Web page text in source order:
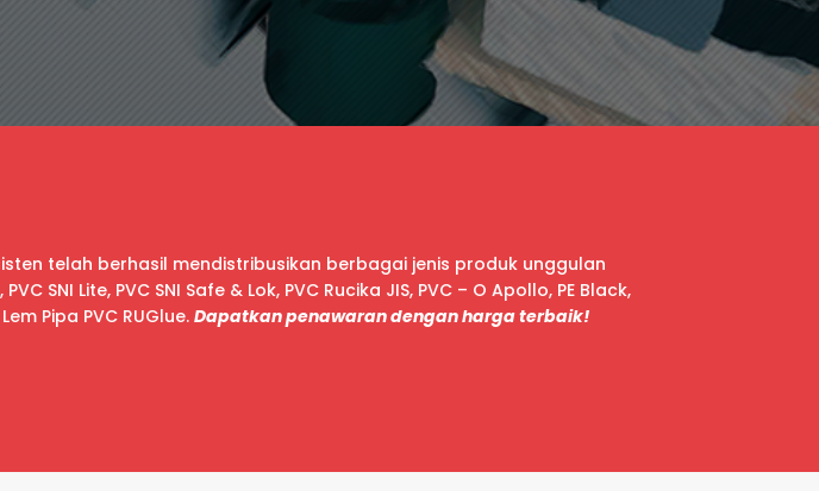
telah berhasil mendistribusikan berbagai jenis produk unggulan
SNI Lite, PVC SNI Safe & Lok, PVC Rucika JIS, PVC – O Apollo, PE Black,
Pipa PVC RUGlue.Dapatkan penawaran dengan harga terbaik!